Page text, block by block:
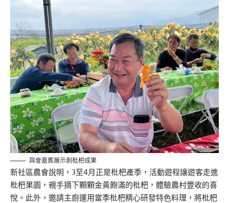
與會嘉賓展示剝枇杷成果
新社區農會說明，3至4月正是枇杷產季，活動遊程讓遊客走進
枇杷果園，親手摘下顆顆金黃飽滿的枇杷，體驗農村豐收的喜
悅。此外，邀請主廚運用當季枇杷精心研發特色料理，將枇杷